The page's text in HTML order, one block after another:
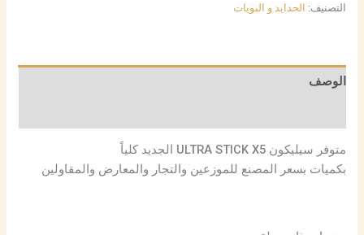
التصنيف: الحدايد و البويات
الوصف
متوفر سيليكون ULTRA STICK X5 الجديد كلياً
بكميات بسعر المصنع للموزعين والتجار والمعارض والمقاولين